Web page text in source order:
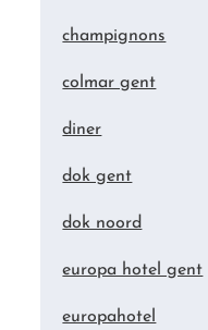
champignons
colmar gent
diner
dok gent
dok noord
europa hotel gent
europahotel